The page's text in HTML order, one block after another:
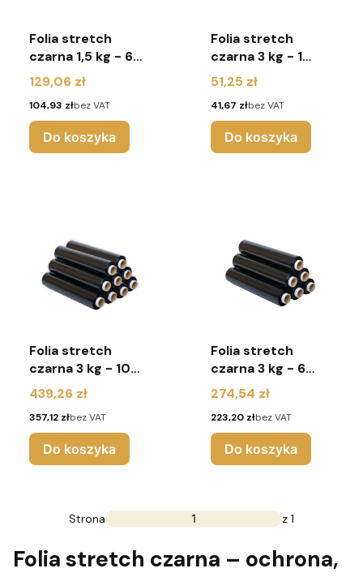
Folia stretch
czarna 1,5 kg - 6
sztuk
Cena
129,06 zł
Cena
104,93 złbez VAT
Do koszyka
Folia stretch
czarna 3 kg - 1
sztuka
Cena
51,25 zł
Cena
41,67 złbez VAT
Do koszyka
Folia stretch
czarna 3 kg - 10
sztuk
Cena
439,26 zł
Cena
357,12 złbez VAT
Do koszyka
Folia stretch
czarna 3 kg - 6
sztuk
Cena
274,54 zł
Cena
223,20 złbez VAT
Do koszyka
Strona z 1
Folia stretch czarna – ochrona,